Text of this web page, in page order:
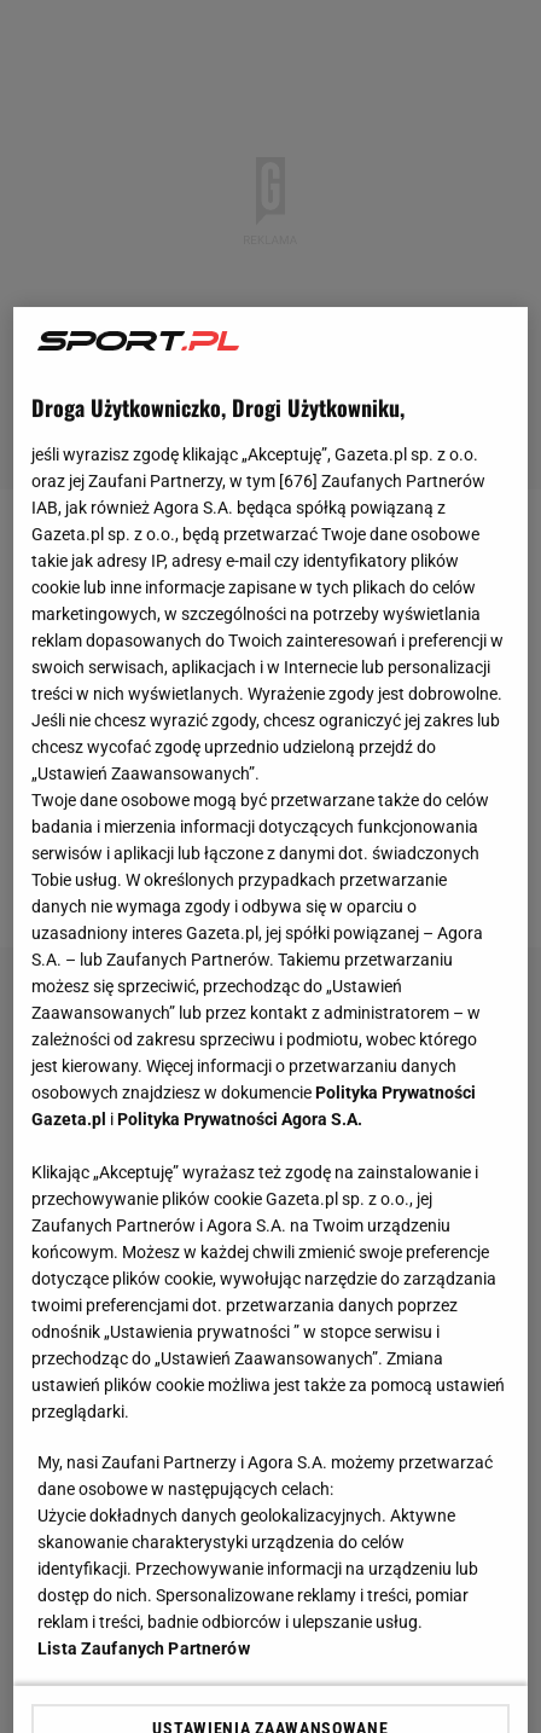
Neymarprzeżywa ostatnio ciężkie chwile wParis
Saint-Germain. Podopieczni Mauricio Pochettino
odpadli z Ligi Mistrzów już w 1/8 finału, sensacyjnie
przegrywając zRealem Madryt3:2. Jedynym
osiągnięciem PSG w tym sezonie było zdobycie
mistrzostwa kraju, w którym Brazylijczyk miał swój
udział. W 20 spotkaniachLigue 130-latek zdobył 11
bramek i zaliczył sześć asyst. Przed Neymarem
kolejne wyzwania. Już za kilka miesięcy Brazylijczyk
najprawdopodobniej wystąpi na mistrzostwach
świata w Katarze.
Droga Użytkowniczko, Drogi Użytkowniku,
jeśli wyrazisz zgodę klikając „Akceptuję”, Gazeta.pl sp. z o.o.
oraz jej Zaufani Partnerzy, w tym [676] Zaufanych Partnerów
IAB, jak również Agora S.A. będąca spółką powiązaną z
Gazeta.pl sp. z o.o., będą przetwarzać Twoje dane osobowe
takie jak adresy IP, adresy e-mail czy identyfikatory plików
cookie lub inne informacje zapisane w tych plikach do celów
marketingowych, w szczególności na potrzeby wyświetlania
reklam dopasowanych do Twoich zainteresowań i preferencji w
swoich serwisach, aplikacjach i w Internecie lub personalizacji
treści w nich wyświetlanych. Wyrażenie zgody jest dobrowolne.
Jeśli nie chcesz wyrazić zgody, chcesz ograniczyć jej zakres lub
chcesz wycofać zgodę uprzednio udzieloną przejdź do
„Ustawień Zaawansowanych”.
Twoje dane osobowe mogą być przetwarzane także do celów
badania i mierzenia informacji dotyczących funkcjonowania
serwisów i aplikacji lub łączone z danymi dot. świadczonych
Tobie usług. W określonych przypadkach przetwarzanie
danych nie wymaga zgody i odbywa się w oparciu o
uzasadniony interes Gazeta.pl, jej spółki powiązanej – Agora
S.A. – lub Zaufanych Partnerów. Takiemu przetwarzaniu
możesz się sprzeciwić, przechodząc do „Ustawień
Zaawansowanych” lub przez kontakt z administratorem – w
zależności od zakresu sprzeciwu i podmiotu, wobec którego
jest kierowany. Więcej informacji o przetwarzaniu danych
osobowych znajdziesz w dokumenciePolityka Prywatności
Gazeta.pl iPolityka Prywatności Agora S.A.
Klikając „Akceptuję” wyrażasz też zgodę na zainstalowanie i
przechowywanie plików cookie Gazeta.pl sp. z o.o., jej
Zaufanych Partnerów i Agora S.A. na Twoim urządzeniu
końcowym. Możesz w każdej chwili zmienić swoje preferencje
dotyczące plików cookie, wywołując narzędzie do zarządzania
twoimi preferencjami dot. przetwarzania danych poprzez
odnośnik „Ustawienia prywatności ” w stopce serwisu i
przechodząc do „Ustawień Zaawansowanych”. Zmiana
ustawień plików cookie możliwa jest także za pomocą ustawień
przeglądarki.
My, nasi Zaufani Partnerzy i Agora S.A. możemy przetwarzać
dane osobowe w następujących celach:
Użycie dokładnych danych geolokalizacyjnych. Aktywne
skanowanie charakterystyki urządzenia do celów
identyfikacji. Przechowywanie informacji na urządzeniu lub
dostęp do nich. Spersonalizowane reklamy i treści, pomiar
reklam i treści, badnie odbiorców i ulepszanie usług.
Lista Zaufanych Partnerów
USTAWIENIA ZAAWANSOWANE